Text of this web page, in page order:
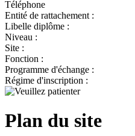
Téléphone
Entité de rattachement :
Libelle diplôme :
Niveau :
Site :
Fonction :
Programme d'échange :
Régime d'inscription :
Plan du site